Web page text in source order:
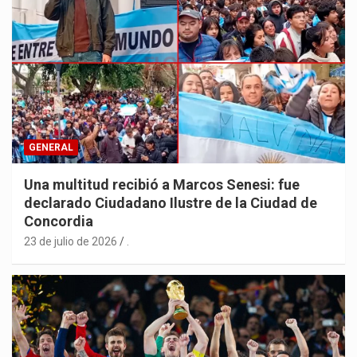
GENERAL
Una multitud recibió a Marcos Senesi: fue
declarado Ciudadano Ilustre de la Ciudad de
Concordia
23 de julio de 2026